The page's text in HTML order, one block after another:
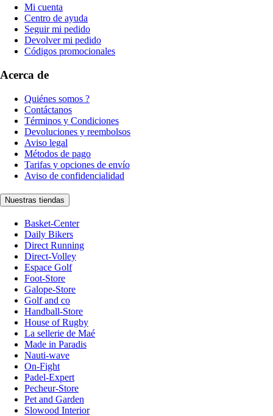
Mi cuenta
Centro de ayuda
Seguir mi pedido
Devolver mi pedido
Códigos promocionales
Acerca de
Quiénes somos ?
Contáctanos
Términos y Condiciones
Devoluciones y reembolsos
Aviso legal
Métodos de pago
Tarifas y opciones de envío
Aviso de confidencialidad
Nuestras tiendas
Basket-Center
Daily Bikers
Direct Running
Direct-Volley
Espace Golf
Foot-Store
Galope-Store
Golf and co
Handball-Store
House of Rugby
La sellerie de Maé
Made in Paradis
Nauti-wave
On-Fight
Padel-Expert
Pecheur-Store
Pet and Garden
Slowood Interior